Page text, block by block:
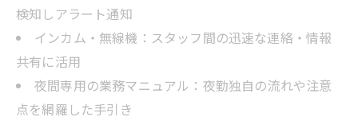
検知しアラート通知
インカム・無線機：スタッフ間の迅速な連絡・情報
共有に活用
夜間専用の業務マニュアル：夜勤独自の流れや注意
点を網羅した手引き